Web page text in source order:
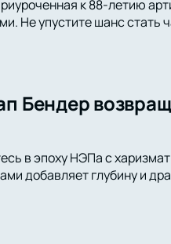
к 88-летию
Не упустите шанс стать
Бендер
в эпоху НЭПа с
добавляет глубину и